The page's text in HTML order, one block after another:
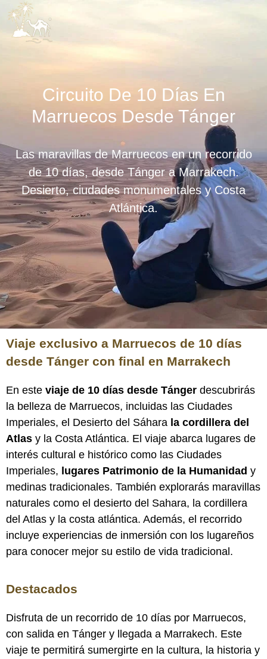
Circuito De 10 Días En
Marruecos Desde Tánger
Las maravillas de Marruecosen un recorrido
de 10 días, desde Tánger a Marrakech.
Desierto, ciudades monumentales y Costa
Atlántica.
Viaje exclusivo a Marruecos de 10 días
desde Tánger con final en Marrakech
En este viaje de 10 días desde Tánger descubrirás
la belleza de Marruecos, incluidas las Ciudades
Imperiales, el Desierto del Sáhara la cordillera del
Atlas y la Costa Atlántica. El viaje abarca lugares de
interés cultural e histórico como las Ciudades
Imperiales, lugares Patrimonio de la Humanidad y
medinas tradicionales. También explorarás maravillas
naturales como el desierto del Sahara, la cordillera
del Atlas y la costa atlántica. Además, el recorrido
incluye experiencias de inmersión con los lugareños
para conocer mejor su estilo de vida tradicional.
Destacados
Disfruta de un recorrido de 10 días por Marruecos,
con salida en Tánger y llegada a Marrakech. Este
viaje te permitirá sumergirte en la cultura, la historia y